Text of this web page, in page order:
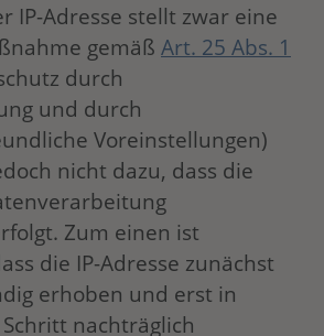
IP-Adresse stellt zwar eine
gemäß Art. 25 Abs. 1
durch
und durch
Voreinstellungen)
nicht dazu, dass die
Zum einen ist
die IP-Adresse zunächst
erhoben und erst in
nachträglich